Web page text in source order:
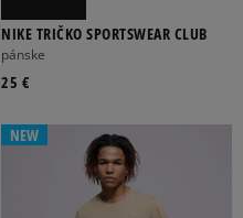
NIKE TRIČKO SPORTSWEAR CLUB
pánske
25 €
NEW